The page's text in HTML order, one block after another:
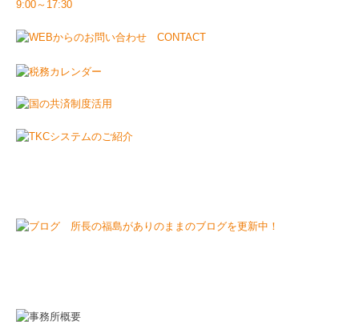
事務所名
所在地